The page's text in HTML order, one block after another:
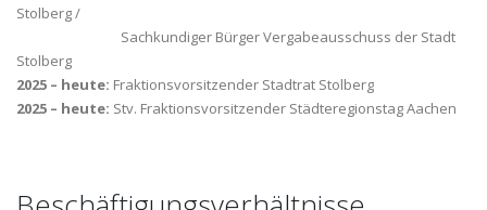
Stolberg /
Sachkundiger Bürger Vergabeausschuss der Stadt
Stolberg
2025 – heute: Fraktionsvorsitzender Stadtrat Stolberg
2025 – heute: Stv. Fraktionsvorsitzender Städteregionstag Aachen